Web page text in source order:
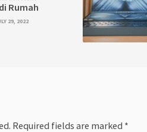
Rumah
29, 2022
Required fields are marked *